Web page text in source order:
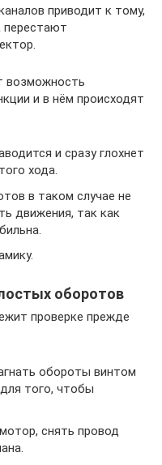
приводит к тому,
возможность
и в нём происходят
и сразу глохнет
хода.
в таком случае не
движения, так как
оборотов
проверке прежде
обороты винтом
того, чтобы
снять провод